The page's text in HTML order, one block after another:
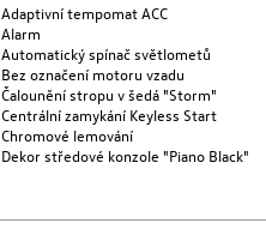
Adaptivní tempomat ACC
Alarm
Automatický spínač světlometů
Bez označení motoru vzadu
Čalounění stropu v šedá "Storm"
Centrální zamykání Keyless Start
Chromové lemování
Dekor středové konzole "Piano Black"